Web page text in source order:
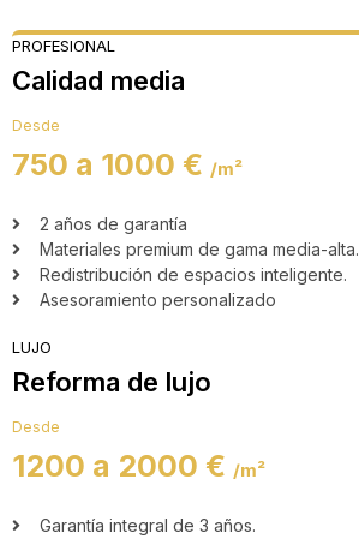
PROFESIONAL
Calidad media
Desde
750 a 1000 € /m²
2 años de garantía
Materiales premium de gama media-alta.
Redistribución de espacios inteligente.
Asesoramiento personalizado
LUJO
Reforma de lujo
Desde
1200 a 2000 € /m²
Garantía integral de 3 años.